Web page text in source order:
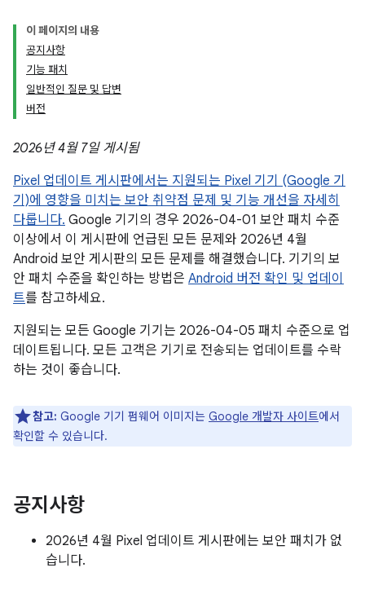
이 페이지의 내용
공지사항
기능 패치
일반적인 질문 및 답변
버전
2026년 4월 7일 게시됨
Pixel 업데이트 게시판에서는 지원되는 Pixel 기기 (Google 기
기)에 영향을 미치는 보안 취약점 문제 및 기능 개선을 자세히
다룹니다. Google 기기의 경우 2026-04-01 보안 패치 수준
이상에서 이 게시판에 언급된 모든 문제와 2026년 4월
Android 보안 게시판의 모든 문제를 해결했습니다. 기기의 보
안 패치 수준을 확인하는 방법은 Android 버전 확인 및 업데이
트를 참고하세요.
지원되는 모든 Google 기기는 2026-04-05 패치 수준으로 업
데이트됩니다. 모든 고객은 기기로 전송되는 업데이트를 수락
하는 것이 좋습니다.
참고: Google 기기 펌웨어 이미지는 Google 개발자 사이트에서
확인할 수 있습니다.
공지사항
2026년 4월 Pixel 업데이트 게시판에는 보안 패치가 없
습니다.